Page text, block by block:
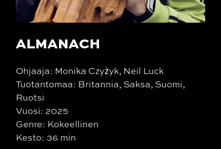
ALMANACH
Ohjaaja: Monika Czyżyk, Neil Luck
Tuotantomaa: Britannia, Saksa, Suomi,
Ruotsi
Vuosi: 2025
Genre: Kokeellinen
Kesto: 36 min